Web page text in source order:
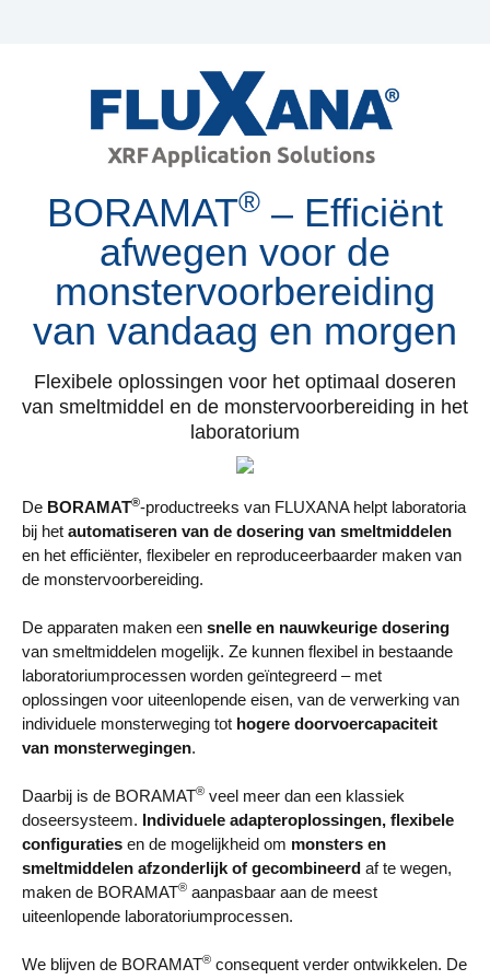
BORAMAT® – Efficiënt
afwegen voor de
monstervoorbereiding
van vandaag en morgen
Flexibele oplossingen voor het optimaal doseren
van smeltmiddel en de monstervoorbereiding in het
laboratorium
De BORAMAT®-productreeks van FLUXANA helpt laboratoria
bij het automatiseren van de dosering van smeltmiddelen
en het efficiënter, flexibeler en reproduceerbaarder maken van
de monstervoorbereiding.
De apparaten maken een snelle en nauwkeurige dosering
van smeltmiddelen mogelijk. Ze kunnen flexibel in bestaande
laboratoriumprocessen worden geïntegreerd – met
oplossingen voor uiteenlopende eisen, van de verwerking van
individuele monsterweging tot hogere doorvoercapaciteit
van monsterwegingen.
Daarbij is de BORAMAT® veel meer dan een klassiek
doseersysteem. Individuele adapteroplossingen, flexibele
configuraties en de mogelijkheid om monsters en
smeltmiddelen afzonderlijk of gecombineerd af te wegen,
maken de BORAMAT® aanpasbaar aan de meest
uiteenlopende laboratoriumprocessen.
We blijven de BORAMAT® consequent verder ontwikkelen. De